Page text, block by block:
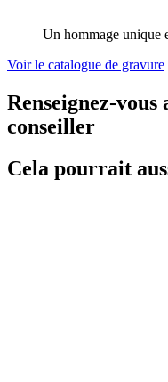
Un hommage unique
Voir le catalogue de gravure
Renseignez-vous
conseiller
Cela pourrait